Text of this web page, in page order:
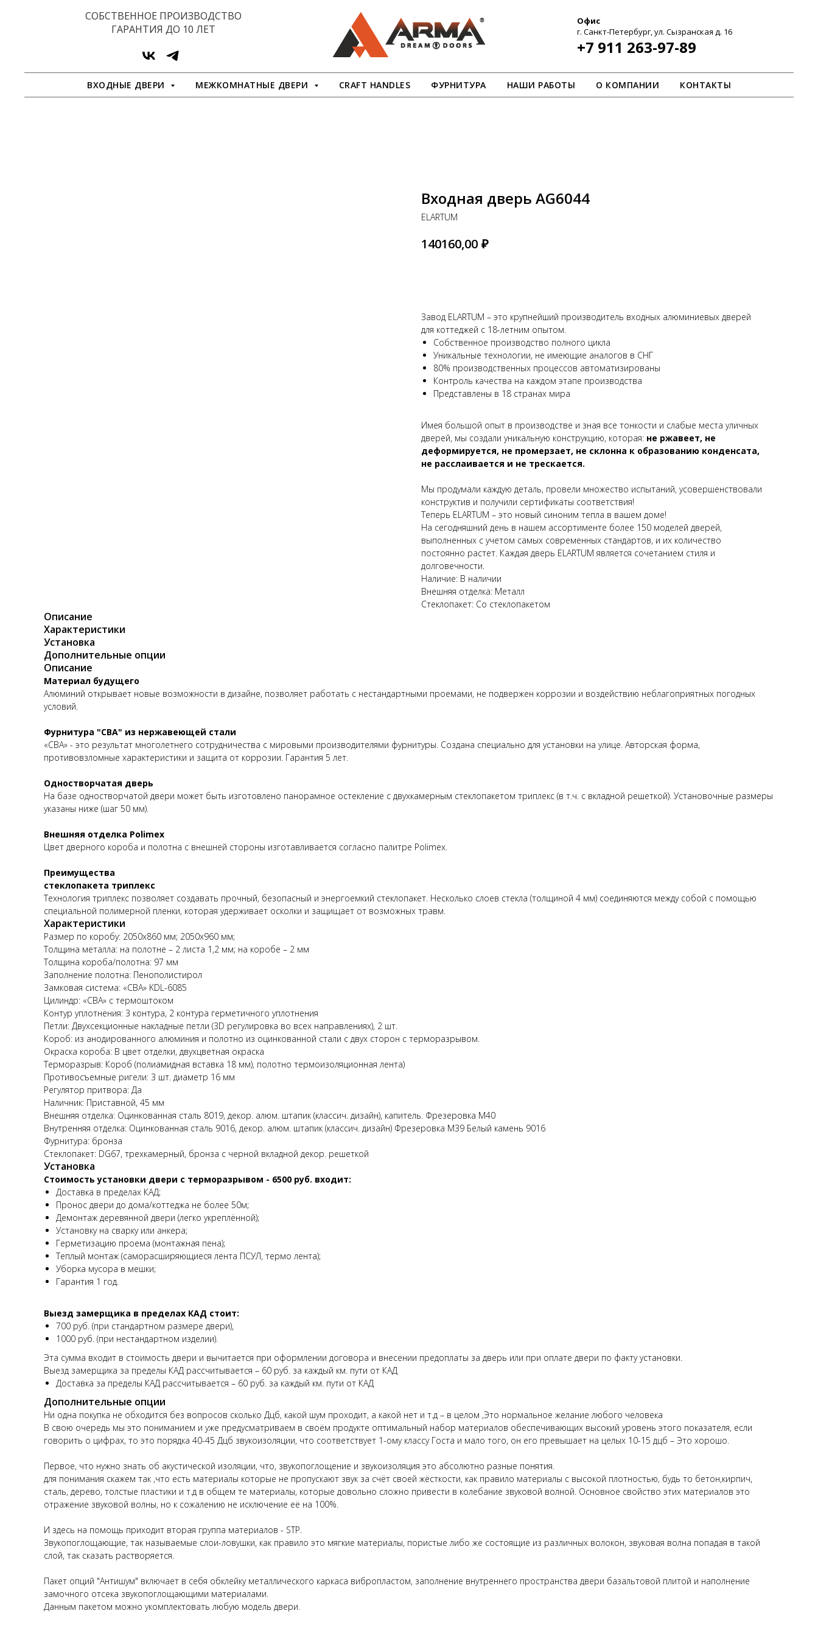
СОБСТВЕННОЕ ПРОИЗВОДСТВО
ГАРАНТИЯ ДО 10 ЛЕТ
Офис
г. Санкт-Петербург, ул. Сызранская д. 16
+7 911 263-97-89
ВХОДНЫЕ ДВЕРИ МЕЖКОМНАТНЫЕ ДВЕРИ CRAFT HANDLES ФУРНИТУРА НАШИ РАБОТЫ О КОМПАНИИ КОНТАКТЫ
Входная дверь AG6044
ELARTUM
140160,00 ₽
Завод ELARTUM – это крупнейший производитель входных алюминиевых дверей
для коттеджей с 18-летним опытом.
Собственное производство полного цикла
Уникальные технологии, не имеющие аналогов в СНГ
80% производственных процессов автоматизированы
Контроль качества на каждом этапе производства
Представлены в 18 странах мира
Имея большой опыт в производстве и зная все тонкости и слабые места уличных
дверей, мы создали уникальную конструкцию, которая: не ржавеет, не
деформируется, не промерзает, не склонна к образованию конденсата,
не расслаивается и не трескается.
Мы продумали каждую деталь, провели множество испытаний, усовершенствовали
конструктив и получили сертификаты соответствия!
Теперь ELARTUM – это новый синоним тепла в вашем доме!
На сегодняшний день в нашем ассортименте более 150 моделей дверей,
выполненных с учетом самых современных стандартов, и их количество
постоянно растет. Каждая дверь ELARTUM является сочетанием стиля и
долговечности.
Наличие: В наличии
Внешняя отделка: Металл
Стеклопакет: Со стеклопакетом
Описание
Характеристики
Установка
Дополнительные опции
Описание
Материал будущего
Алюминий открывает новые возможности в дизайне, позволяет работать с нестандартными проемами, не подвержен коррозии и воздействию неблагоприятных погодных
условий.
Фурнитура "CBA" из нержавеющей стали
«CBA» - это результат многолетнего сотрудничества с мировыми производителями фурнитуры. Создана специально для установки на улице. Авторская форма,
противовзломные характеристики и защита от коррозии. Гарантия 5 лет.
Одностворчатая дверь
На базе одностворчатой двери может быть изготовлено панорамное остекление с двухкамерным стеклопакетом триплекс (в т.ч. с вкладной решеткой). Установочные размеры
указаны ниже (шаг 50 мм).
Внешняя отделка Polimex
Цвет дверного короба и полотна с внешней стороны изготавливается согласно палитре Polimex.
Преимущества
стеклопакета триплекс
Технология триплекс позволяет создавать прочный, безопасный и энергоемкий стеклопакет. Несколько слоев стекла (толщиной 4 мм) соединяются между собой с помощью
специальной полимерной пленки, которая удерживает осколки и защищает от возможных травм.
Характеристики
Размер по коробу: 2050х860 мм; 2050х960 мм;
Толщина металла: на полотне – 2 листа 1,2 мм; на коробе – 2 мм
Толщина короба/полотна: 97 мм
Заполнение полотна: Пенополистирол
Замковая система: «CBA» KDL-6085
Цилиндр: «CBA» с термоштоком
Контур уплотнения: 3 контура, 2 контура герметичного уплотнения
Петли: Двухсекционные накладные петли (3D регулировка во всех направлениях), 2 шт.
Короб: из анодированного алюминия и полотно из оцинкованной стали с двух сторон с терморазрывом.
Окраска короба: В цвет отделки, двухцветная окраска
Терморазрыв: Короб (полиамидная вставка 18 мм), полотно термоизоляционная лента)
Противосъемные ригели: 3 шт. диаметр 16 мм
Регулятор притвора: Да
Наличник: Приставной, 45 мм
Внешняя отделка: Оцинкованная сталь 8019, декор. алюм. штапик (классич. дизайн), капитель. Фрезеровка М40
Внутренняя отделка: Оцинкованная сталь 9016, декор. алюм. штапик (классич. дизайн) Фрезеровка М39 Белый камень 9016
Фурнитура: бронза
Стеклопакет: DG67, трехкамерный, бронза с черной вкладной декор. решеткой
Установка
Стоимость установки двери с терморазрывом - 6500 руб. входит:
Доставка в пределах КАД;
Пронос двери до дома/коттеджа не более 50м;
Демонтаж деревянной двери (легко укреплённой);
Установку на сварку или анкера;
Герметизацию проема (монтажная пена);
Теплый монтаж (саморасширяющиеся лента ПСУЛ, термо лента);
Уборка мусора в мешки;
Гарантия 1 год.
Выезд замерщика в пределах КАД стоит:
700 руб. (при стандартном размере двери),
1000 руб. (при нестандартном изделии).
Эта сумма входит в стоимость двери и вычитается при оформлении договора и внесении предоплаты за дверь или при оплате двери по факту установки.
Выезд замерщика за пределы КАД рассчитывается – 60 руб. за каждый км. пути от КАД
Доставка за пределы КАД рассчитывается – 60 руб. за каждый км. пути от КАД
Дополнительные опции
Ни одна покупка не обходится без вопросов сколько Дцб, какой шум проходит, а какой нет и т.д – в целом ,Это нормальное желание любого человека
В свою очередь мы это пониманием и уже предусматриваем в своём продукте оптимальный набор материалов обеспечивающих высокий уровень этого показателя, если
говорить о цифрах, то это порядка 40-45 Дцб звукоизоляции, что соответствует 1-ому классу Госта и мало того, он его превышает на целых 10-15 дцб – Это хорошо.
Первое, что нужно знать об акустической изоляции, что, звукопоглощение и звукоизоляция это абсолютно разные понятия.
для понимания скажем так ,что есть материалы которые не пропускают звук за счёт своей жёсткости, как правило материалы с высокой плотностью, будь то бетон,кирпич,
сталь, дерево, толстые пластики и т.д в общем те материалы, которые довольно сложно привести в колебание звуковой волной. Основное свойство этих материалов это
отражение звуковой волны, но к сожалению не исключение её на 100%.
И здесь на помощь приходит вторая группа материалов - STP.
Звукопоглощающие, так называемые слои-ловушки, как правило это мягкие материалы, пористые либо же состоящие из различных волокон, звуковая волна попадая в такой
слой, так сказать растворяется.
Пакет опций "Антишум" включает в себя обклейку металлического каркаса вибропластом, заполнение внутреннего пространства двери базальтовой плитой и наполнение
замочного отсека звукопоглощающими материалами.
Данным пакетом можно укомплектовать любую модель двери.